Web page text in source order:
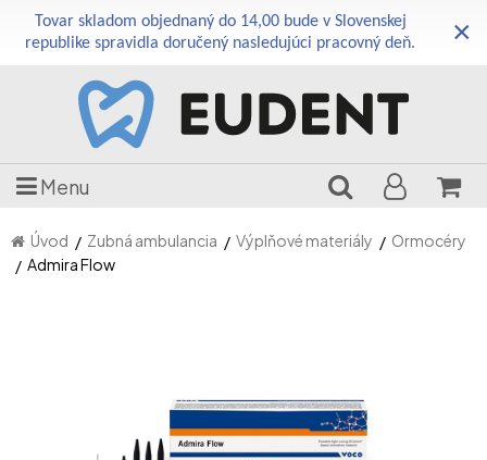
Tovar skladom objednaný do 14,00 bude v Slovenskej
republike spravidla doručený nasledujúci pracovný deň.
×
Menu
Úvod Zubná ambulancia Výplňové materiály
Ormocéry
Admira Flow